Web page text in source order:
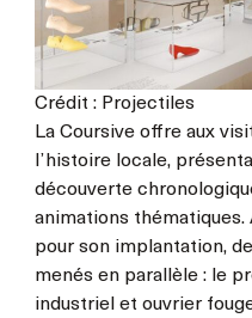
Crédit : Projectiles
La Coursive offre aux
l’histoire locale,
découverte
animations
pour son implantation,
menés en parallèle : le
industriel et ouvrier